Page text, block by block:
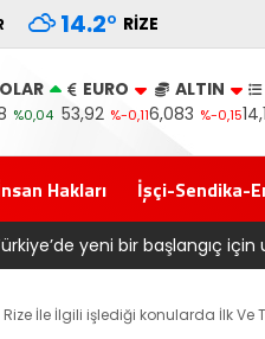
14.2° RIZE
%0,04
EURO
53,92 %-0,11
ALTIN
6,083 %-0,15
Hakları İşçi-Sendika-
Gövde Gösterisi: Üç İlçede Peş
Rize İle İlgili işlediği konularda İlk Ve